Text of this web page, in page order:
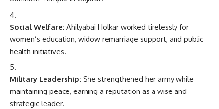
Social Welfare: Ahilyabai Holkar worked tirelessly for
women’s education, widow remarriage support, and public
health initiatives.
Military Leadership: She strengthened her army while
maintaining peace, earning a reputation as a wise and
strategic leader.